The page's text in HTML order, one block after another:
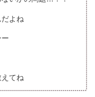
よね
てね